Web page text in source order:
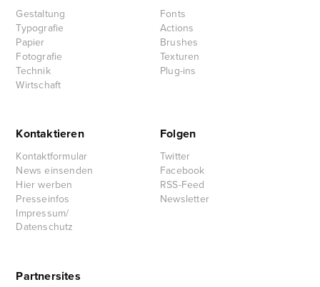
Gestaltung
Typografie
Papier
Fotografie
Technik
Wirtschaft
Fonts
Actions
Brushes
Texturen
Plug-ins
Kontaktieren
Kontaktformular
News einsenden
Hier werben
Presseinfos
Impressum/
Datenschutz
Folgen
Twitter
Facebook
RSS-Feed
Newsletter
Partnersites